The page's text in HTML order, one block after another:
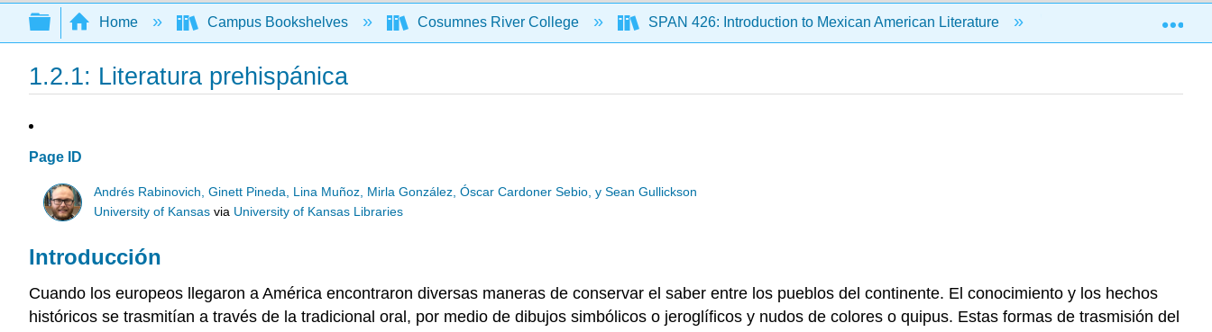
Search
Expand/collapse global hierarchy
Home Campus Bookshelves Cosumnes River College SPAN 426: Introduction to Mexican American Literature 1: Mexican-American
1.2.1: Literatura prehispánica
Page ID
Andrés Rabinovich, Ginett Pineda, Lina Muñoz, Mirla González, Óscar Cardoner Sebio, y Sean Gullickson
University of Kansas via University of Kansas Libraries
Introducción
Cuando los europeos llegaron a América encontraron diversas maneras de conservar el saber entre los pueblos del continente. El conocimiento y los hechos
históricos se trasmitían a través de la tradicional oral, por medio de dibujos simbólicos o jeroglíficos y nudos de colores o quipus. Estas formas de trasmisión del